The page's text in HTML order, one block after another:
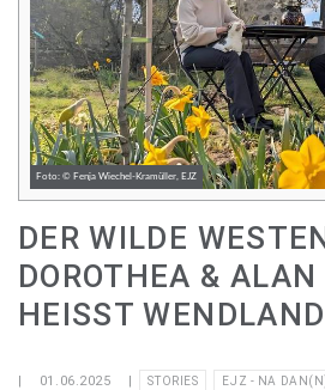
Foto: © Fenja Wiechel-Kramüller, EJZ
DER WILDE
DOROTHEA &
HEISST WENDLAND
| 01.06.2025 | STORIES EJZ - NA